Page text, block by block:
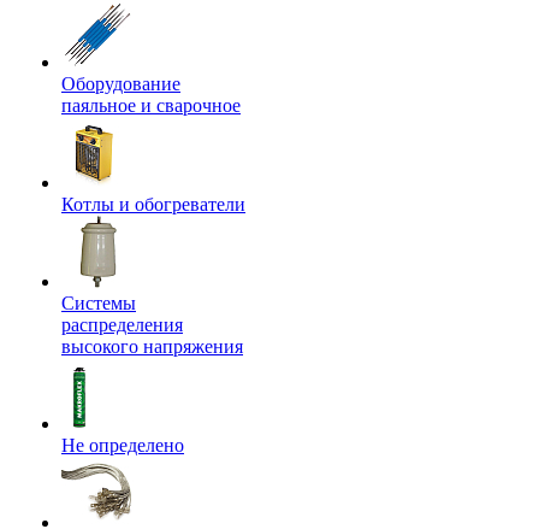
Оборудование
паяльное и сварочное
Котлы и обогреватели
Системы
распределения
высокого напряжения
Не определено